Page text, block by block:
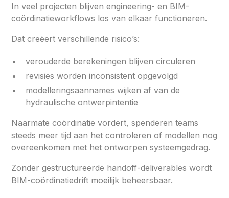
In veel projecten blijven engineering- en BIM-
coördinatieworkflows los van elkaar functioneren.
Dat creëert verschillende risico’s:
verouderde berekeningen blijven circuleren
revisies worden inconsistent opgevolgd
modelleringsaannames wijken af van de
hydraulische ontwerpintentie
Naarmate coördinatie vordert, spenderen teams
steeds meer tijd aan het controleren of modellen nog
overeenkomen met het ontworpen systeemgedrag.
Zonder gestructureerde handoff-deliverables wordt
BIM-coördinatiedrift moeilijk beheersbaar.